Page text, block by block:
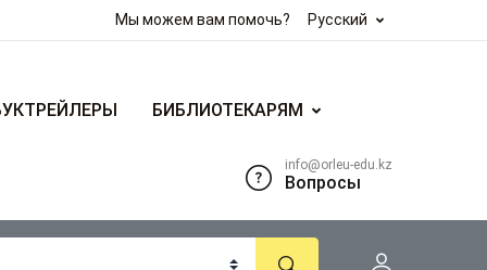
Мы можем вам помочь? Русский
БИБЛИОТЕКАРЯМ
info@orleu-edu.kz
Вопросы